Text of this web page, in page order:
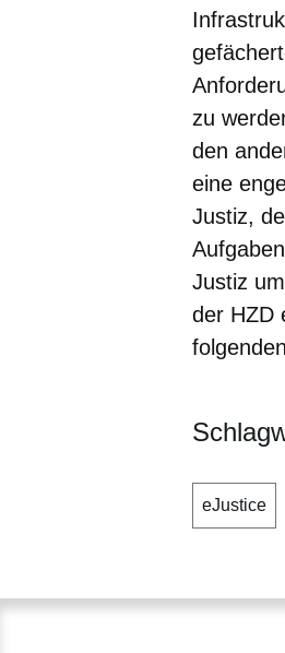
zu
den
eine
Justiz,
Justiz
der HZD
eJustice